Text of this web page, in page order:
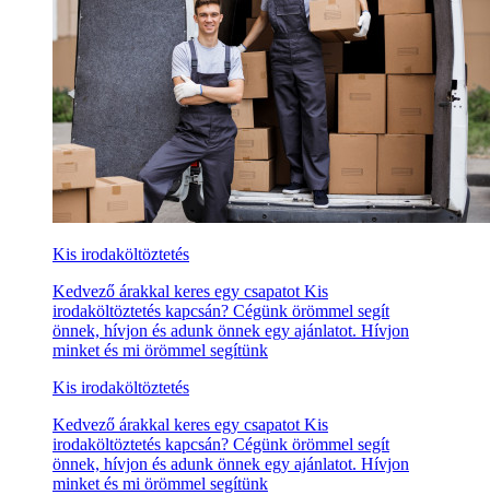
Kis irodaköltöztetés
Kedvező árakkal keres egy csapatot Kis
irodaköltöztetés kapcsán? Cégünk örömmel segít
önnek, hívjon és adunk önnek egy ajánlatot. Hívjon
minket és mi örömmel segítünk
Kis irodaköltöztetés
Kedvező árakkal keres egy csapatot Kis
irodaköltöztetés kapcsán? Cégünk örömmel segít
önnek, hívjon és adunk önnek egy ajánlatot. Hívjon
minket és mi örömmel segítünk